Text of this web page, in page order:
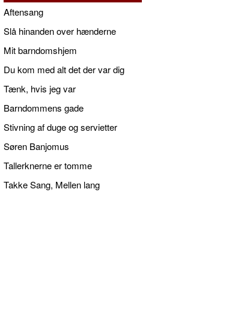
Aftensang
Slå hinanden over hænderne
Mit barndomshjem
Du kom med alt det der var dig
Tænk, hvis jeg var
Barndommens gade
Stivning af duge og servietter
Søren Banjomus
Tallerknerne er tomme
Takke Sang, Mellen lang